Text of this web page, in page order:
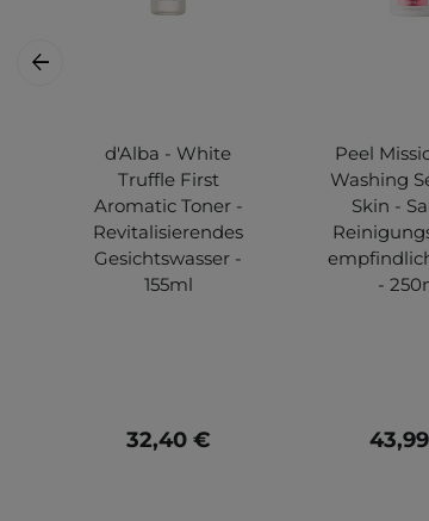
d'Alba - White
Truffle First
Aromatic Toner -
Revitalisierendes
Gesichtswasser -
155ml
32,40 €
Peel
Washing
Skin -
-